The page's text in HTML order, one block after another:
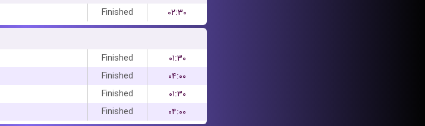
Finished
۰۲:۳۰
Finished
۰۱:۳۰
Finished
۰۴:۰۰
Finished
۰۱:۳۰
Finished
۰۴:۰۰